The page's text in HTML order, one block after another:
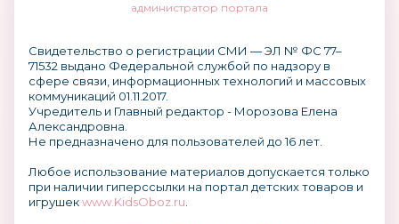
администратор портала
Свидетельство о регистрации СМИ — ЭЛ № ФС 77–
71532 выдано Федеральной службой по надзору в
сфере связи, информационных технологий и массовых
коммуникаций 01.11.2017.
Учредитель и Главный редактор - Морозова Елена
Александровна.
Не предназначено для пользователей до 16 лет.
Любое использование материалов допускается только
при наличии гиперссылки на портал детских товаров и
игрушекwww.KidsOboz.ru